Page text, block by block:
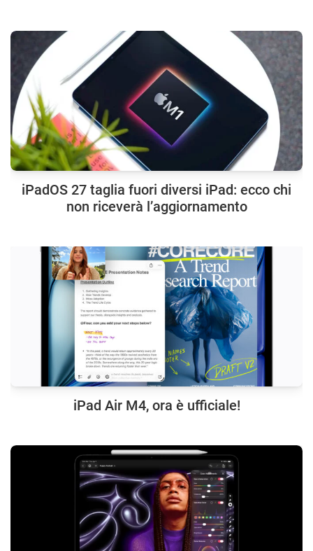
iPadOS 27 taglia fuori diversi iPad: ecco chi
non riceverà l’aggiornamento
iPad Air M4, ora è ufficiale!